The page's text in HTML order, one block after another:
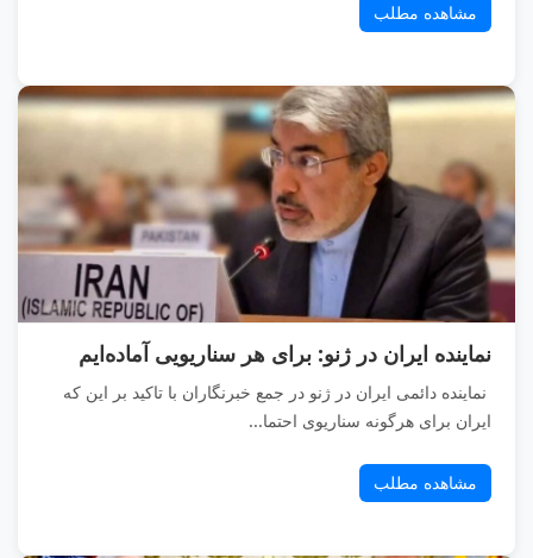
مشاهده مطلب
نماینده ایران در ژنو: برای هر سناریویی آماده‌ایم
نماینده دائمی ایران در ژنو در جمع خبرنگاران با تاکید بر این که
ایران برای هرگونه سناریوی احتما...
مشاهده مطلب